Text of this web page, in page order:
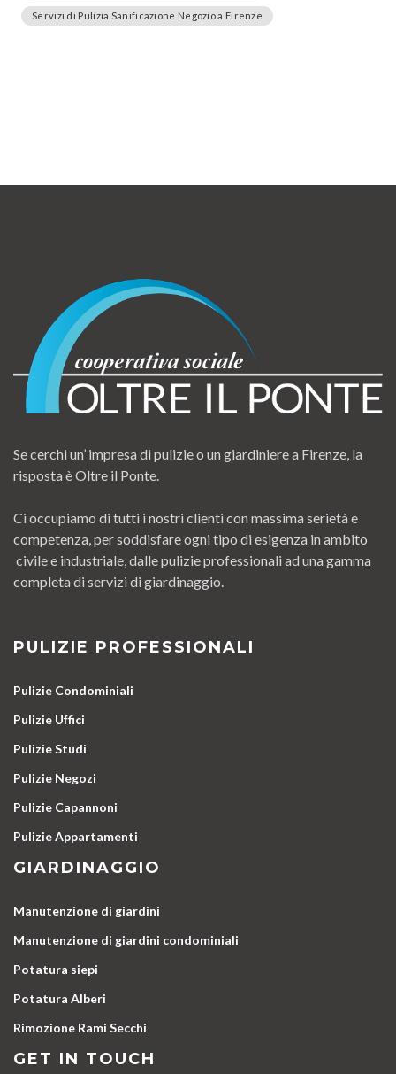
Servizi di Pulizia Sanificazione Negozio a Firenze
Se cerchi un’ impresa di pulizie o un giardiniere a Firenze, la
risposta è Oltre il Ponte.
Ci occupiamo di tutti i nostri clienti con massima serietà e
competenza, per soddisfare ogni tipo di esigenza in ambito
civile e industriale, dalle pulizie professionali ad una gamma
completa di servizi di giardinaggio.
PULIZIE PROFESSIONALI
Pulizie Condominiali
Pulizie Uffici
Pulizie Studi
Pulizie Negozi
Pulizie Capannoni
Pulizie Appartamenti
GIARDINAGGIO
Manutenzione di giardini
Manutenzione di giardini condominiali
Potatura siepi
Potatura Alberi
Rimozione Rami Secchi
GET IN TOUCH